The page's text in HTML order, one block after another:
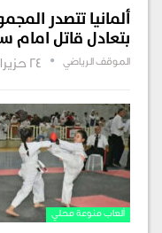
بتعادل قاتل امام
الموقف الرياضي 24 حزيران , 2024
ألعاب منوعة محلي